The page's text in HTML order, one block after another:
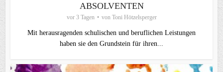
ABSOLVENTEN
vor 3 Tagen von Toni Hötzelsperger
Mit herausragenden schulischen und beruflichen Leistungen
haben sie den Grundstein für ihren...